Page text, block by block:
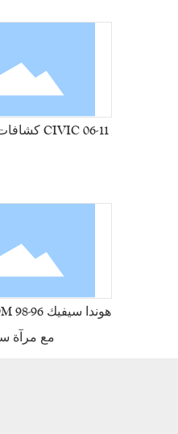
06-11 CIVIC كشافات مع شريط قاد
مع مرآة